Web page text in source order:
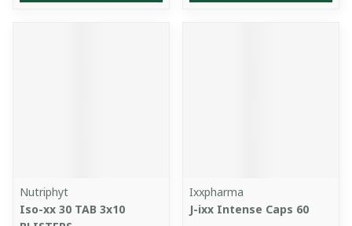
Nutriphyt
Iso-xx 30 TAB 3x10
Ixxpharma
J-ixx Intense Caps 60